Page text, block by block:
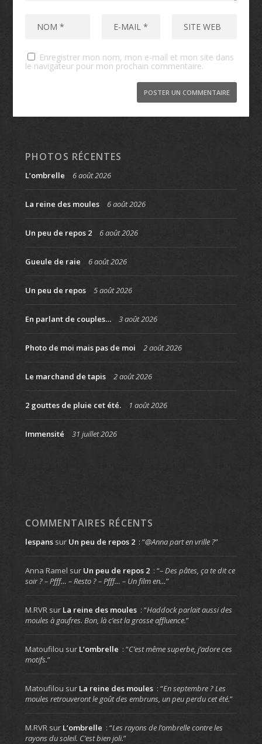
Enregistrer mon nom, mon e-mail et mon site dans
le navigateur pour mon prochain commentaire.
PHOTOS RÉCENTES
L’ombrelle 6 août 2026
La reine des moules 6 août 2026
Un peu de repos 2 6 août 2026
Gueule de raie 6 août 2026
Un peu de repos 5 août 2026
En parlant de couples… 3 août 2026
Photo de moi mais pas de moi 2 août 2026
Le marchand de tapis 2 août 2026
2 gouttes de pluie cet été. 1 août 2026
Immensité 31 juillet 2026
COMMENTAIRES RÉCENTS
lespanssur Un peu de repos 2 : “@Anna part en vrille ?”
Anna Ramel sur Un peu de repos 2 : “– Des pâtes, ça te dit ce
soir ? – Pfff… – Resto ? – Pfff… – Un film en…”
M.RVRsur La reine des moules : “Haddock parlait aussi des
moules à gaufres. Bon, là c’est la grosse affluence.”
Matoufilou sur L’ombrelle : “C’est même superbe, j’adore ces
motifs.”
Matoufilou sur La reine des moules : “En septembre ? Les
moules retrouveront le goût des embruns, un peu perdu cet été.”
M.RVRsur L’ombrelle : “Les rayons de l’ombrelle contre les
rayons du soleil. C’est bien joli.”